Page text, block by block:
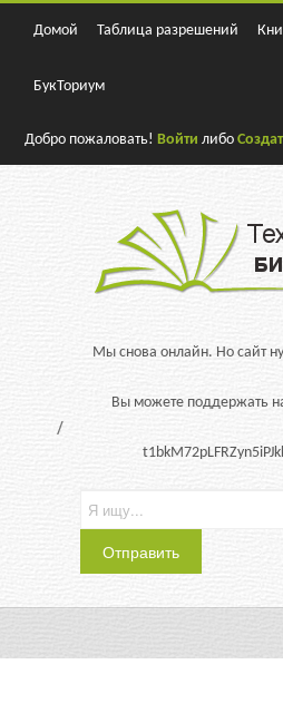
Домой Таблица разрешений
БукТориум
Добро пожаловать!Войти либо
Мы снова онлайн. Но сайт
Вы можете поддержать